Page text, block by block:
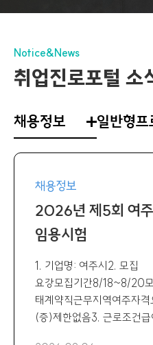
Notice&News
취업진로포털 소
채용정보 일반형프
채용정보
2026년 제5회 여
임용시험
1. 기업명: 여주시2. 모집
요강모집기간8/18~8/20모
태계약직근무지역여주자
(증)제한없음3. 근로조건